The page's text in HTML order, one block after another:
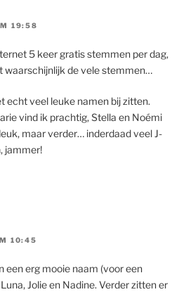
19:58
5 keer gratis stemmen per dag,
waarschijnlijk de vele stemmen…
echt veel leuke namen bij zitten.
vind ik prachtig, Stella en Noémi
maar verder… inderdaad veel J-
jammer!
10:45
een erg mooie naam (voor een
Jolie en Nadine. Verder zitten er